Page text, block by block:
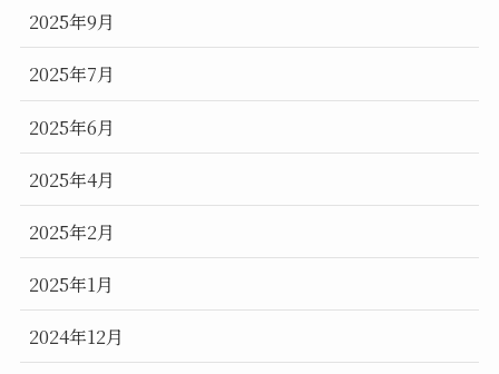
2025年9月
2025年7月
2025年6月
2025年4月
2025年2月
2025年1月
2024年12月